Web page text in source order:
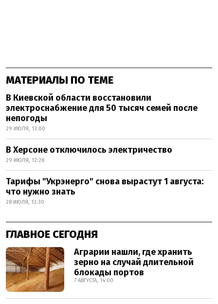
МАТЕРИАЛЫ ПО ТЕМЕ
В Киевской области восстановили
электроснабжение для 50 тысяч семей после
непогоды
29 ИЮЛЯ, 13:00
В Херсоне отключилось электричество
29 ИЮЛЯ, 12:28
Тарифы "Укрэнерго" снова вырастут 1 августа:
что нужно знать
28 ИЮЛЯ, 13:30
ГЛАВНОЕ СЕГОДНЯ
Аграрии нашли, где хранить
зерно на случай длительной
блокады портов
7 АВГУСТА, 14:00